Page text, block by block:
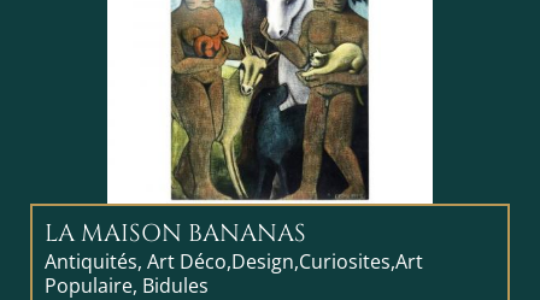
LA MAISON BANANAS
Antiquités, Art Déco,Design,Curiosites,Art
Populaire, Bidules